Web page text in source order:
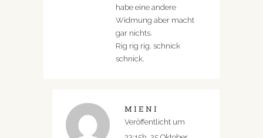
habe eine andere
Widmung aber macht
gar nichts.
Rig rig rig. schnick
schnick.
MIENI
Veröffentlicht um